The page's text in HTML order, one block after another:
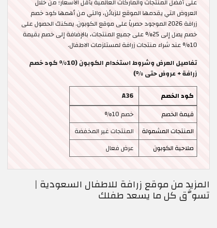
على أفضل المنتجات والماركات العالمية بأقل الأسعار؛ من خلال
العروض التي يقدمها الموقع للزبائن، والتي من أهمها كود خصم
زرافة 2026 الموجود حصرياً على موقع الكوبون. يمكنك الحصول على
خصم يصل إلى 25% على جميع المنتجات، بالإضافة إلى خصم بقيمة
10% عند شراء منتجات زرافة لمستلزمات الاطفال.
تفاصيل العرض وشروط استخدام الكوبون (10% كود خصم
زرافة + عروض حتى %)
كود الخصم
A36
قيمة الخصم
خصم 10%
المنتجات المشمولة
المنتجات غير المخفضة
صلاحية الكوبون
عرض فعال
المزيد من موقع زرافة للاطفال السعودية |
تسوَّق كل ما يسعد طفلك